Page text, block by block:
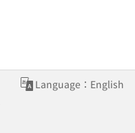
Language：English